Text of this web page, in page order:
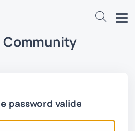
Community
password valide